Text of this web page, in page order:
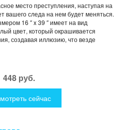
место преступления, наступая на
вашего следа на нем будет меняться.
16 ″ x 39 ″ имеет на вид
цвет, который окрашивается
создавая иллюзию, что везде
448 руб.
сейчас